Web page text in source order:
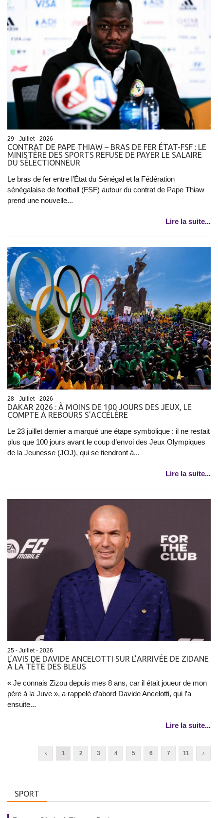
29 - Juillet - 2026
CONTRAT DE PAPE THIAW – BRAS DE FER ÉTAT-FSF : LE
MINISTÈRE DES SPORTS REFUSE DE PAYER LE SALAIRE
DU SÉLECTIONNEUR
Le bras de fer entre l’État du Sénégal et la Fédération
sénégalaise de football (FSF) autour du contrat de Pape Thiaw
prend une nouvelle...
Lire la suite...
28 - Juillet - 2026
DAKAR 2026 : À MOINS DE 100 JOURS DES JEUX, LE
COMPTE À REBOURS S’ACCÉLÈRE
Le 23 juillet dernier a marqué une étape symbolique : il ne restait
plus que 100 jours avant le coup d’envoi des Jeux Olympiques
de la Jeunesse (JOJ), qui se tiendront à...
Lire la suite...
25 - Juillet - 2026
L’AVIS DE DAVIDE ANCELOTTI SUR L’ARRIVÉE DE ZIDANE
À LA TÊTE DES BLEUS
« Je connais Zizou depuis mes 8 ans, car il était joueur de mon
père à la Juve », a rappelé d’abord Davide Ancelotti, qui l’a
ensuite...
Lire la suite...
1 2 3 4 5 6 7 11
SPORT